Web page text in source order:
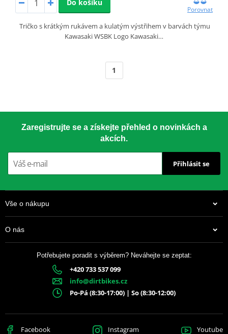
Do košíku
Porovnat
Tričko s krátkým rukávem a kulatým výstřihem v barvách týmu
Kawasaki WSBK Logo Kawasaki…
1
Zaregistrujte se a získejte přehled o novinkách a
akcích.
Přihlásit se
Vše o nákupu
O nás
Potřebujete poradit s výběrem? Neváhejte se zeptat:
+420 733 537 099
info@dirtbikes.cz
Po-Pá (8:30-17:00) | So (8:30-12:00)
Facebook Instagram Youtube